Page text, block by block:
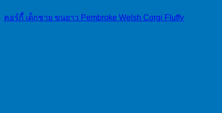
คอร์กี้ เด็กชาย ขนยาว Pembroke Welsh Corgi Fluffy